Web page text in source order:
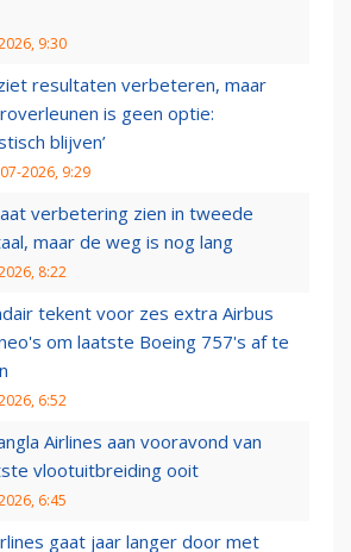
9:30
resultaten verbeteren, maar
is geen optie:
blijven’
2026, 9:29
verbetering zien in tweede
maar de weg is nog lang
8:22
tekent voor zes extra Airbus
om laatste Boeing 757's af te
6:52
Airlines aan vooravond van
vlootuitbreiding ooit
6:45
gaat jaar langer door met